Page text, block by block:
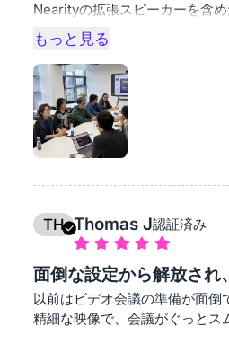
Nearityの拡張スピーカーを含
音声は常にクリアでバランス
り、重要な数値を聞き返す必要
誰の声もはっきりと伝わります。
特に印象的だったのは拡張性の
囲がすぐに均一になります。一
なり、特にリモート参加者にと
今では、このシステムなしで重
会話から、「スムーズに進む生
あります。
もっと見る
TH Thomas J認証済み
面倒な設定から解放され
以前はビデオ会議の準備が面
精細な映像で、会議がぐっとス